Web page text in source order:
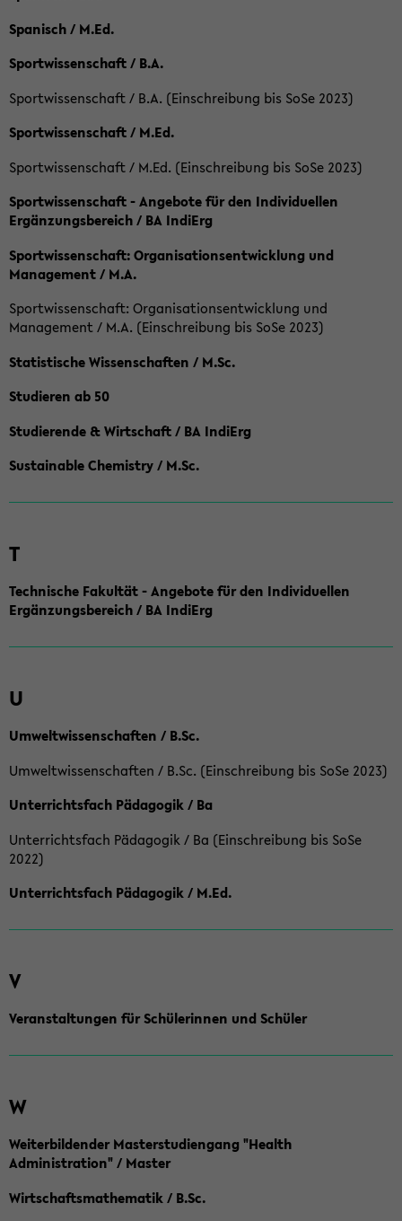
Spanisch / M.Ed.
Sportwissenschaft / B.A.
Sportwissenschaft / B.A. (Einschreibung bis SoSe 2023)
Sportwissenschaft / M.Ed.
Sportwissenschaft / M.Ed. (Einschreibung bis SoSe 2023)
Sportwissenschaft - Angebote für den Individuellen
Ergänzungsbereich / BA IndiErg
Sportwissenschaft: Organisationsentwicklung und
Management / M.A.
Sportwissenschaft: Organisationsentwicklung und
Management / M.A. (Einschreibung bis SoSe 2023)
Statistische Wissenschaften / M.Sc.
Studieren ab 50
Studierende & Wirtschaft / BA IndiErg
Sustainable Chemistry / M.Sc.
T
Technische Fakultät - Angebote für den Individuellen
Ergänzungsbereich / BA IndiErg
U
Umweltwissenschaften / B.Sc.
Umweltwissenschaften / B.Sc. (Einschreibung bis SoSe 2023)
Unterrichtsfach Pädagogik / Ba
Unterrichtsfach Pädagogik / Ba (Einschreibung bis SoSe
2022)
Unterrichtsfach Pädagogik / M.Ed.
V
Veranstaltungen für Schülerinnen und Schüler
W
Weiterbildender Masterstudiengang "Health
Administration" / Master
Wirtschaftsmathematik / B.Sc.